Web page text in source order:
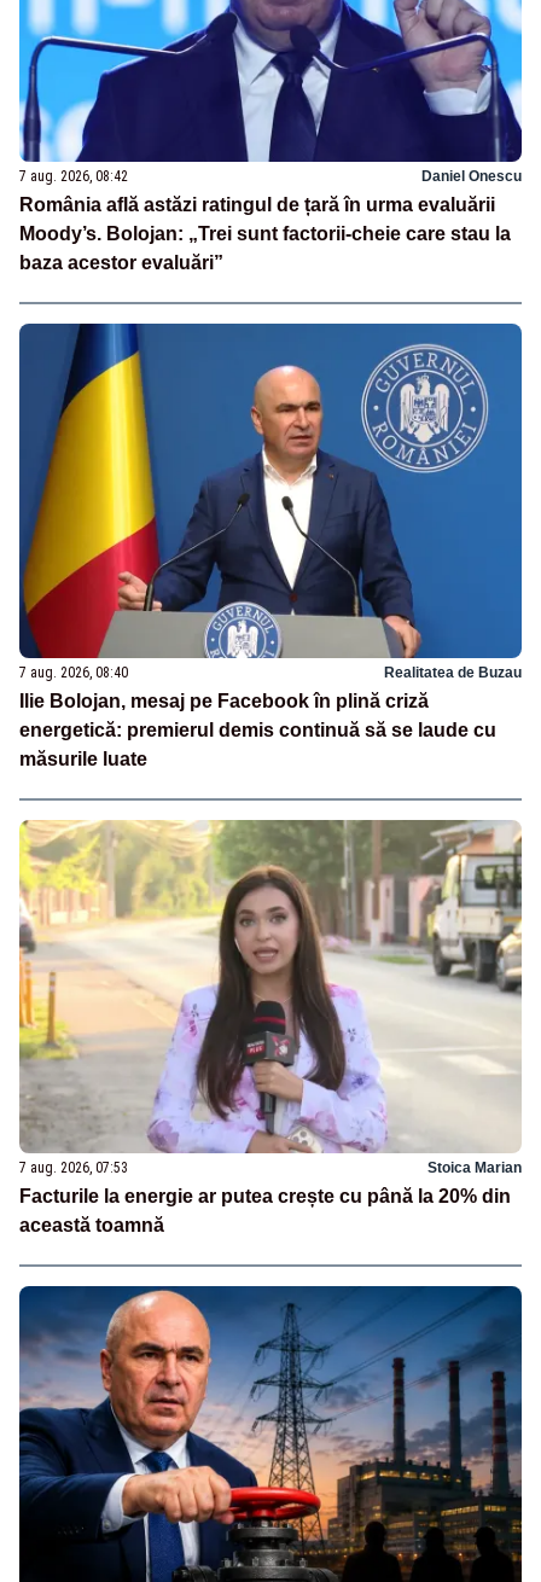
7 aug. 2026, 08:42 Daniel Onescu
România află astăzi ratingul de țară în urma evaluării
Moody’s. Bolojan: „Trei sunt factorii-cheie care stau la
baza acestor evaluări”
7 aug. 2026, 08:40 Realitatea de Buzau
Ilie Bolojan, mesaj pe Facebook în plină criză
energetică: premierul demis continuă să se laude cu
măsurile luate
7 aug. 2026, 07:53 Stoica Marian
Facturile la energie ar putea crește cu până la 20% din
această toamnă